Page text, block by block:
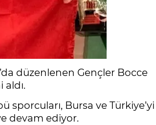
düzenlenen Gençler Bocce
aldı.
sporcuları, Bursa ve Türkiye’yi
devam ediyor.